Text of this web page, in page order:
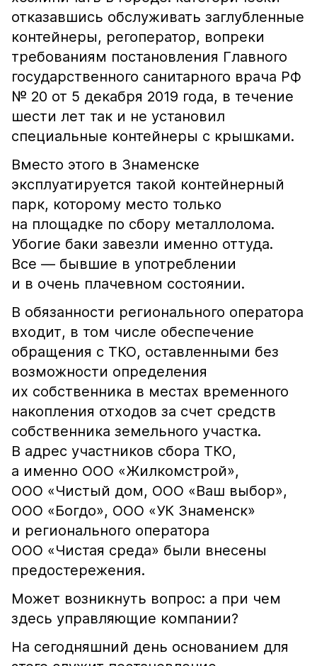
отказавшись обслуживать заглубленные
контейнеры, регоператор, вопреки
требованиям постановления Главного
государственного санитарного врача РФ
№ 20 от 5 декабря 2019 года, в течение
шести лет так и не установил
специальные контейнеры с крышками.
Вместо этого в Знаменске
эксплуатируется такой контейнерный
парк, которому место только
на площадке по сбору металлолома.
Убогие баки завезли именно оттуда.
Все — бывшие в употреблении
и в очень плачевном состоянии.
В обязанности регионального оператора
входит, в том числе обеспечение
обращения с ТКО, оставленными без
возможности определения
их собственника в местах временного
накопления отходов за счет средств
собственника земельного участка.
В адрес участников сбора ТКО,
а именно ООО «Жилкомстрой»,
ООО «Чистый дом, ООО «Ваш выбор»,
ООО «Богдо», ООО «УК Знаменск»
и регионального оператора
ООО «Чистая среда» были внесены
предостережения.
Может возникнуть вопрос: а при чем
здесь управляющие компании?
На сегодняшний день основанием для